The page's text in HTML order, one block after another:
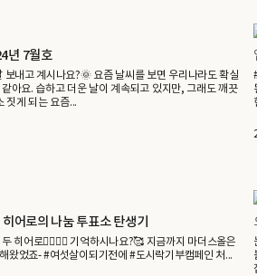
년 7월호
보내고 계시나요?🌞 요즘 날씨를 보면 우리나라도 확실
아요. 습하고 더운 날이 계속되고 있지만, 그래도 깨끗
짓게 되는 요즘...
어로의 나눔 투표소 탄생기
히어로🦸‍♀️🦸‍♂️ 기억하시나요?🥰 지금까지 마더스올은
왔었죠- #여섯살이되기전에 #도시락기부캠페인 처...